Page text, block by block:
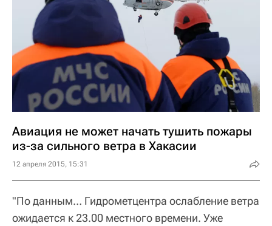
Авиация не может начать тушить пожары
из-за сильного ветра в Хакасии
12 апреля 2015, 15:31
"По данным… Гидрометцентра ослабление ветра
ожидается к 23.00 местного времени. Уже